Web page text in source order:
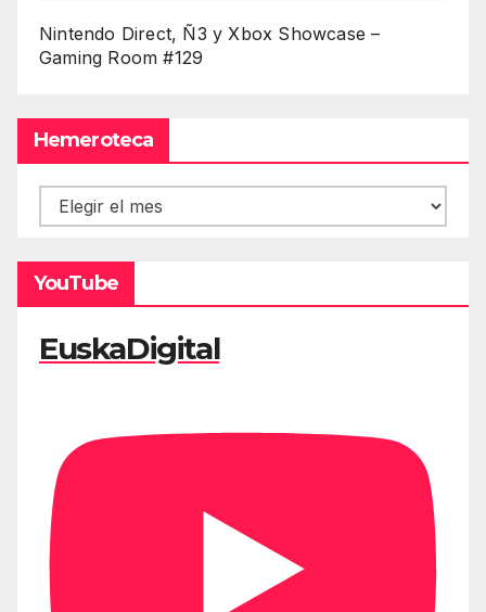
Nintendo Direct, Ñ3 y Xbox Showcase –
Gaming Room #129
Hemeroteca
Hemeroteca
YouTube
EuskaDigital